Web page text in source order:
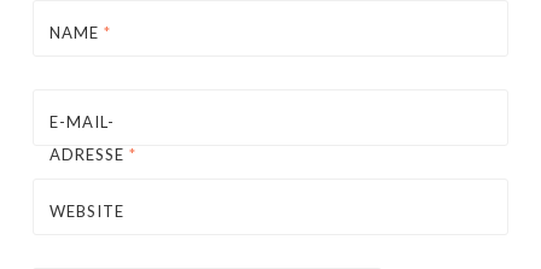
NAME *
E-MAIL-
ADRESSE *
WEBSITE